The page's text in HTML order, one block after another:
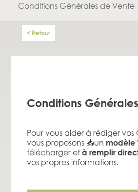
Conditions Générales de Vente
Retour
Conditions
Pour vous aider à rédiger vos
vous proposons 📥un modèle
télécharger et à remplir
vos propres informations.